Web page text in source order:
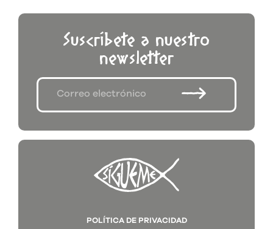
Suscríbete a nuestro
newsletter
POLÍTICA DE PRIVACIDAD